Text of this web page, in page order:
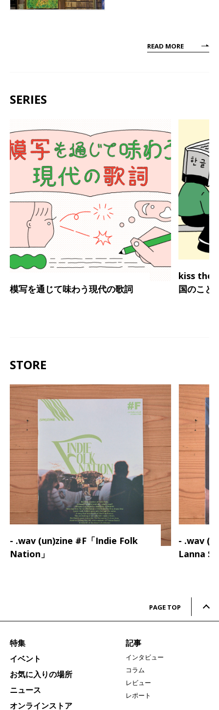
READ MORE
SERIES
模写を通じて味わう現代の歌詞
kiss the
国のこと
STORE
- .wav (un)zine #F「Indie Folk
Nation」
- .wav
Lanna
PAGE TOP
特集
イベント
お気に入りの場所
ニュース
オンラインストア
記事
インタビュー
コラム
レビュー
レポート